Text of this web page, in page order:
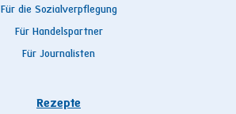
Für die Sozialverpflegung
Für Handelspartner
Für Journalisten
Rezepte